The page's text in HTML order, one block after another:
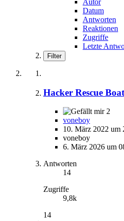
Datum
Antworten
Reaktionen
Zugriffe
Letzte
Filter
Hacker Rescue
2
voneboy
10. März 2022 um
voneboy
6. März 2026 um
Antworten
14
Zugriffe
9,8k
14